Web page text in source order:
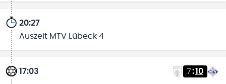
20:27
Auszeit MTV Lübeck 4
17:03 7:10